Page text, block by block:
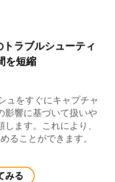
ラブルシューティ
を短縮
ュをすぐにキャプチャ
影響に基づいて扱いや
ます。これにより、
ることができます。
みる